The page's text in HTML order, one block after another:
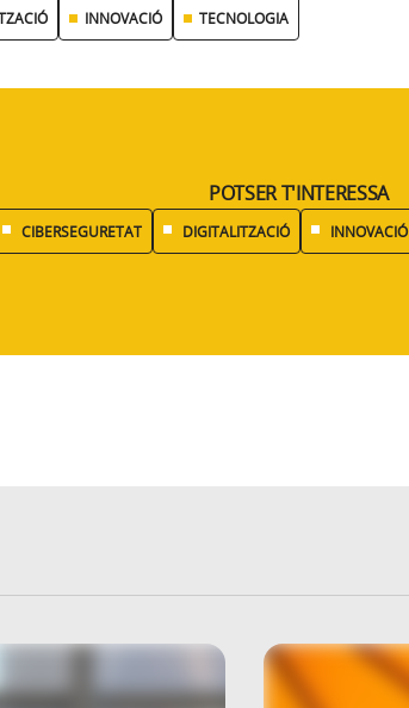
INNOVACIÓ TECNOLOGIA
POTSER T'INTERESSA
CIBERSEGURETAT DIGITALITZACIÓ INNOVACIÓ